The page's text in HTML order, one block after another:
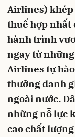
Airlines) khép
thuế hợp nhất
hành trình
ngay từ
Airlines tự
thưởng danh
ngoài nước.
những nỗ lực
cao chất